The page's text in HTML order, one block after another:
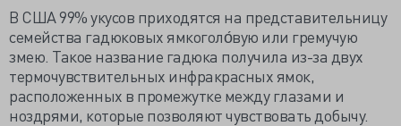
В США 99% укусов приходятся на представительницу
семейства гадюковых ямкоголо́вую или гремучую
змею. Такое название гадюка получила из-за двух
термочувствительных инфракрасных ямок,
расположенных в промежутке между глазами и
ноздрями, которые позволяют чувствовать добычу.